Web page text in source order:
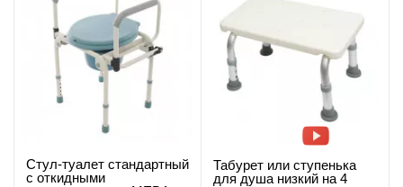
Стул-туалет стандартный
с откидными
Табурет или ступенька
для душа низкий на 4